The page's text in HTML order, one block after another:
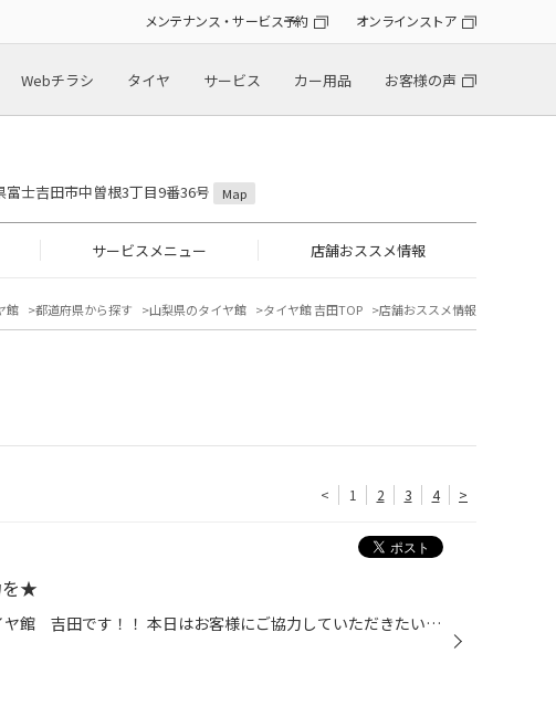
メンテナンス・サービス予約 オンラインストア
Webチラシ タイヤ サービス カー用品 お客様の声
士吉田市中曽根3丁目9番36号 Map
サービスメニュー 店舗おススメ情報
館 都道府県から探す 山梨県のタイヤ館 タイヤ館 吉田TOP 店舗おススメ情報
< 1 2 3 4 >
を★
こんにちは~(^_-)-☆ タイヤ館 吉田です！！ 本日はお客様にご協力していただきたいと思います(*^_^*) 来店の際にアンケートにお答えして頂きたいです(^O^)／ お客様の来店動機やスタッドレスタイヤについてのアンケートです(^_^)/ お答え頂いた、お客様にはＢＯＸティッシュやロぺのうちわなどプレ...